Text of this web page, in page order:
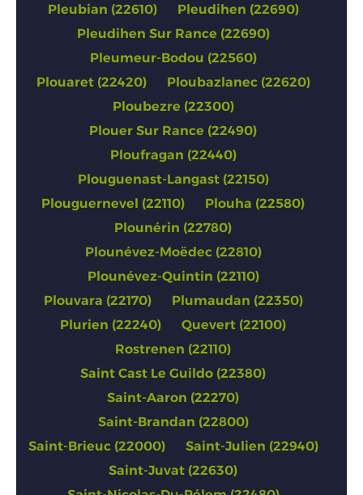
Pleubian (22610)
Pleudihen (22690)
Pleudihen Sur Rance (22690)
Pleumeur-Bodou (22560)
Plouaret (22420)
Ploubazlanec (22620)
Ploubezre (22300)
Plouer Sur Rance (22490)
Ploufragan (22440)
Plouguenast-Langast (22150)
Plouguernevel (22110)
Plouha (22580)
Plounérin (22780)
Plounévez-Moëdec (22810)
Plounévez-Quintin (22110)
Plouvara (22170)
Plumaudan (22350)
Plurien (22240)
Quevert (22100)
Rostrenen (22110)
Saint Cast Le Guildo (22380)
Saint-Aaron (22270)
Saint-Brandan (22800)
Saint-Brieuc (22000)
Saint-Julien (22940)
Saint-Juvat (22630)